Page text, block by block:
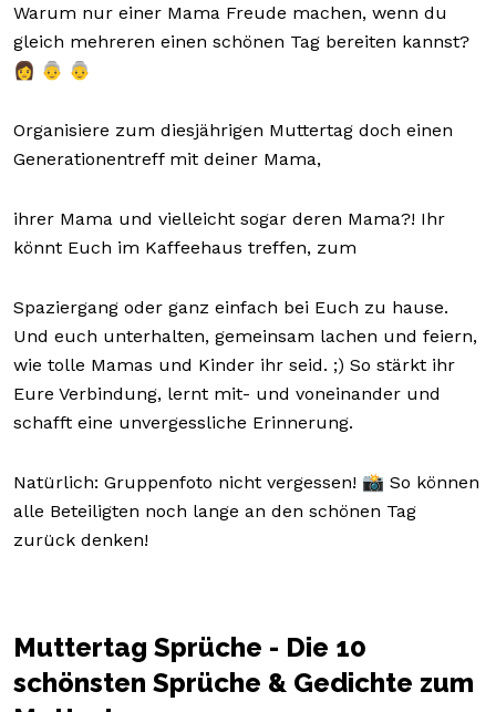
Warum nur einer Mama Freude machen, wenn du
gleich mehreren einen schönen Tag bereiten kannst?
👩 👵 👵
Organisiere zum diesjährigen Muttertag doch einen
Generationentreff mit deiner Mama,
ihrer Mama und vielleicht sogar deren Mama?! Ihr
könnt Euch im Kaffeehaus treffen, zum
Spaziergang oder ganz einfach bei Euch zu hause.
Und euch unterhalten, gemeinsam lachen und feiern,
wie tolle Mamas und Kinder ihr seid. ;) So stärkt ihr
Eure Verbindung, lernt mit- und voneinander und
schafft eine unvergessliche Erinnerung.
Natürlich: Gruppenfoto nicht vergessen! 📸 So können
alle Beteiligten noch lange an den schönen Tag
zurück denken!
Muttertag Sprüche - Die 10
schönsten Sprüche & Gedichte zum